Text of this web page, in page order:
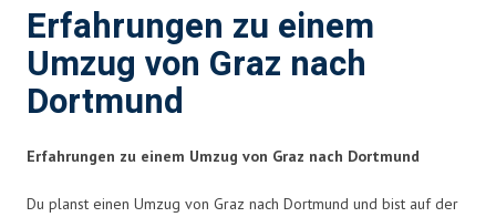
Erfahrungen zu einem
Umzug von Graz nach
Dortmund
Erfahrungen zu einem Umzug von Graz nach Dortmund
Du planst einen Umzug von Graz nach Dortmund und bist auf der